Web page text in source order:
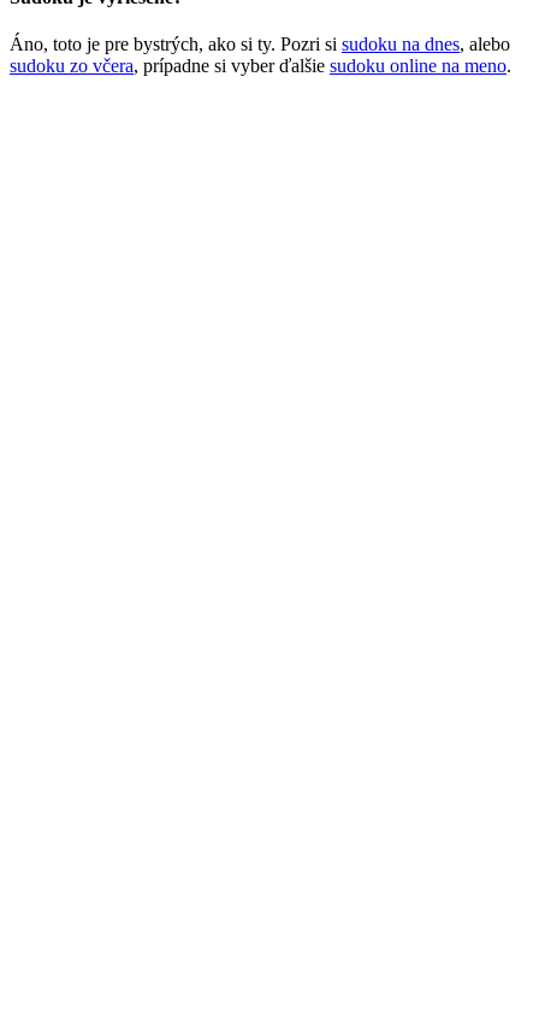
Áno, toto je pre bystrých, ako si ty. Pozri si sudoku na dnes, alebo
sudoku zo včera, prípadne si vyber ďalšie sudoku online na meno.